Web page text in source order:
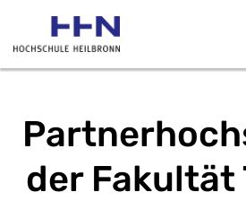
der Fakultät